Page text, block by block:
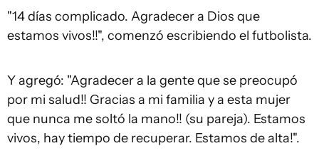
"14 días complicado. Agradecer a Dios que
estamos vivos!!", comenzó escribiendo el futbolista.
Y agregó: "Agradecer a la gente que se preocupó
por mi salud!! Gracias a mi familia y a esta mujer
que nunca me soltó la mano!! (su pareja). Estamos
vivos, hay tiempo de recuperar. Estamos de alta!".